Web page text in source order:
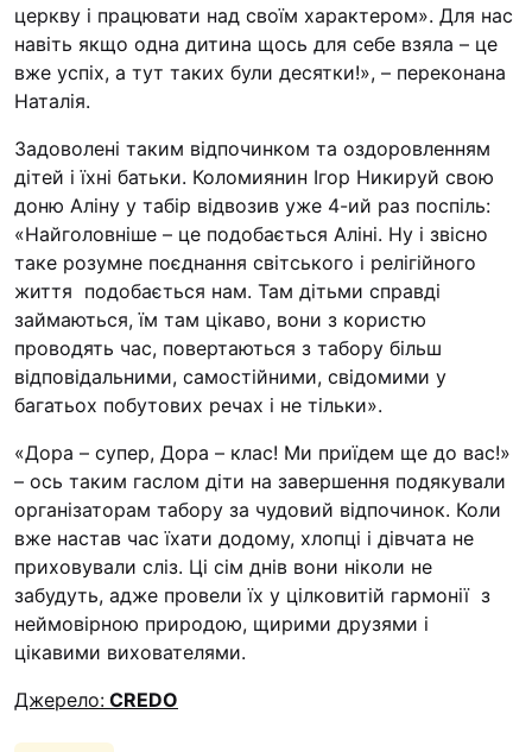
церкву і працювати над своїм характером». Для нас
навіть якщо одна дитина щось для себе взяла – це
вже успіх, а тут таких були десятки!», – переконана
Наталія.
Задоволені таким відпочинком та оздоровленням
дітей і їхні батьки. Коломиянин Ігор Никируй свою
доню Аліну у табір відвозив уже 4-ий раз поспіль:
«Найголовніше – це подобається Аліні. Ну і звісно
таке розумне поєднання світського і релігійного
життя подобається нам. Там дітьми справді
займаються, їм там цікаво, вони з користю
проводять час, повертаються з табору більш
відповідальними, самостійними, свідомими у
багатьох побутових речах і не тільки».
«Дора – супер, Дора – клас! Ми приїдем ще до вас!»
– ось таким гаслом діти на завершення подякували
організаторам табору за чудовий відпочинок. Коли
вже настав час їхати додому, хлопці і дівчата не
приховували сліз. Ці сім днів вони ніколи не
забудуть, адже провели їх у цілковитій гармонії з
неймовірною природою, щирими друзями і
цікавими вихователями.
Джерело: CREDO